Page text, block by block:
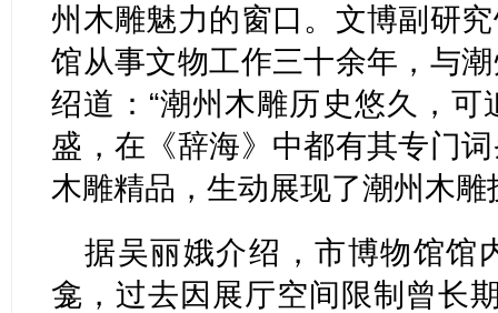
州木雕魅力的窗口。文博副研
馆从事文物工作三十余年，与
绍道：“潮州木雕历史悠久，
盛，在《辞海》中都有其专门
木雕精品，生动展现了潮州木雕
据吴丽娥介绍，市博物馆馆
龛，过去因展厅空间限制曾长